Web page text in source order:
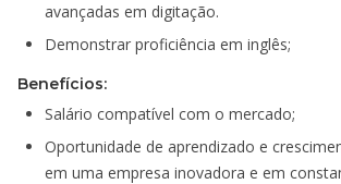
avançadas em digitação.
Demonstrar proficiência em inglês;
Benefícios:
Salário compatível com o mercado;
Oportunidade de aprendizado e
em uma empresa inovadora e em